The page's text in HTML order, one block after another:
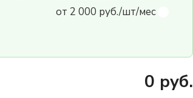
от 2 000 руб./шт/мес
0 руб.